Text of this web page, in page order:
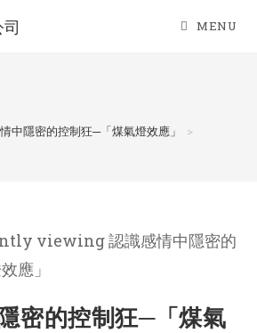
MENU
中隱密的控制狂─「煤氣燈效應」 >
密的控制狂─「煤氣